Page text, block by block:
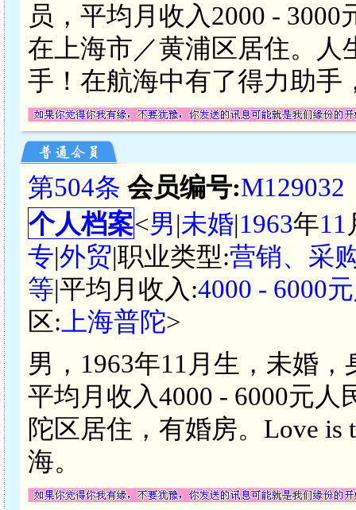
员，平均月收入2000 -
在上海市／黄浦区居住。人
手！在航海中有了得力助手
第504条 会员编号:M129032
个人档案<男|未婚|1963年11
专|外贸|职业类型:营销、采
等|平均月收入:4000 - 6000
区: 上海普陀>
男，1963年11月生，未婚
平均月收入4000 - 6000元
陀区居住，有婚房。Love is
海。